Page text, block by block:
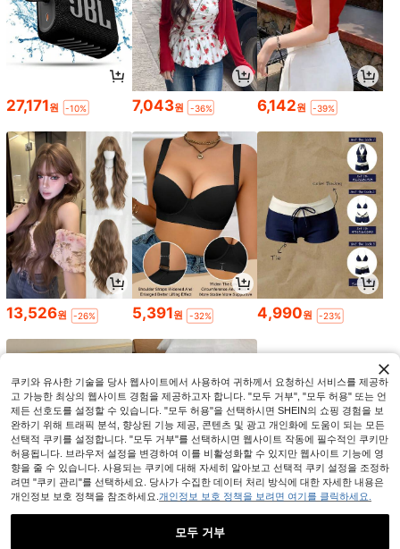
27,171원 -10% 7,043원 -36% 6,142원 -39%
13,526원 -26% 5,391원 -32% 4,990원 -23%
15,381
쿠키와 유사한 기술을 당사 웹사이트에서 사용하여 귀하께서 요청하신 서비스를 제공하
고 가능한 최상의 웹사이트 경험을 제공하고자 합니다. "모두 거부", "모두 허용" 또는 언
제든 선호도를 설정할 수 있습니다. "모두 허용"을 선택하시면 SHEIN의 쇼핑 경험을 보
완하기 위해 트래픽 분석, 향상된 기능 제공, 콘텐츠 및 광고 개인화에 도움이 되는 모든
선택적 쿠키를 설정합니다. "모두 거부"를 선택하시면 웹사이트 작동에 필수적인 쿠키만
허용됩니다. 브라우저 설정을 변경하여 이를 비활성화할 수 있지만 웹사이트 기능에 영
향을 줄 수 있습니다. 사용되는 쿠키에 대해 자세히 알아보고 선택적 쿠키 설정을 조정하
려면 "쿠키 관리"를 선택하세요. 당사가 수집한 데이터 처리 방식에 대한 자세한 내용은
개인정보 보호 정책을 참조하세요. 개인정보 보호 정책을 보려면 여기를 클릭하세요.
모두 거부